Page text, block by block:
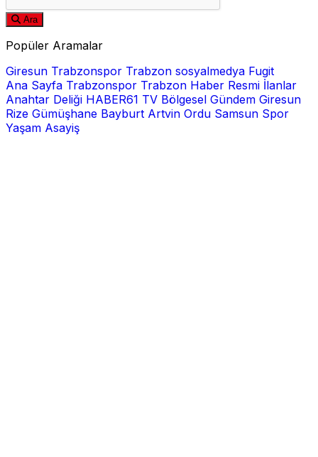
Ara
Popüler Aramalar
Giresun Trabzonspor Trabzon sosyalmedya Fugit
Ana Sayfa Trabzonspor Trabzon Haber Resmi İlanlar
Anahtar Deliği HABER61 TV Bölgesel Gündem Giresun
Rize Gümüşhane Bayburt Artvin Ordu Samsun Spor
Yaşam Asayiş